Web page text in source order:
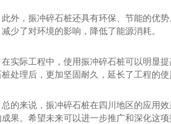
此外，振冲碎石桩还具有环保、节能的优
少了对环境的影响，降低了能源消耗。
在实际工程中，使用振冲碎石桩可以明显
处理后，更加坚固耐久，延长了工程的
总的来说，振冲碎石桩在四川地区的应用
果。希望未来可以进一步推广和深化这